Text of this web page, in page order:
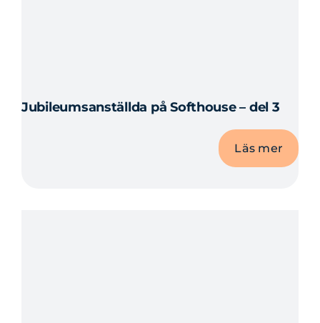
Jubileumsanställda på Softhouse – del 3
Läs mer